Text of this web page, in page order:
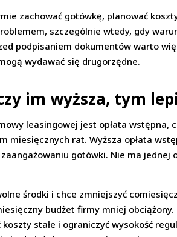
zachować gotówkę, planować
szczególnie wtedy, gdy
podpisaniem dokumentów warto
wydawać się drugorzędne.
im wyższa, tym
leasingowej jest opłata wstępna,
miesięcznych rat. Wyższa opłata
gotówki. Nie ma
środki i chce zmniejszyć
budżet firmy mniej
stałe i ograniczyć wysokość